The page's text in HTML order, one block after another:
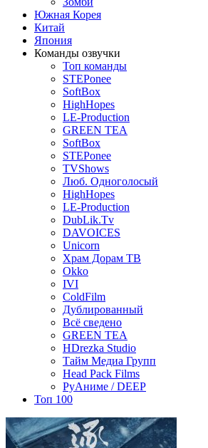
Южная Корея
Китай
Япония
Команды озвучки
Топ команды
STEPonee
SoftBox
HighHopes
LE-Production
GREEN TEA
SoftBox
STEPonee
TVShows
Люб. Одноголосый
HighHopes
LE-Production
DubLik.Tv
DAVOICES
Unicorn
Храм Дорам ТВ
Okko
IVI
ColdFilm
Дублированный
Всё сведено
GREEN TEA
HDrezka Studio
Тайм Медиа Групп
Head Pack Films
РуАниме / DEEP
Топ 100